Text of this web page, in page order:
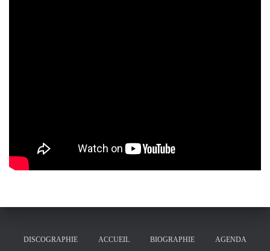
DISCOGRAPHIE ACCUEIL BIOGRAPHIE AGENDA